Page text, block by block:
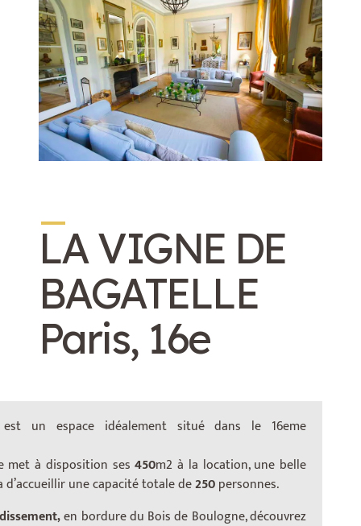
LA VIGNE DE
BAGATELLE
Paris, 16e
un espace idéalement situé dans le 16eme
met à disposition ses450m2 à la location, une belle
une capacité totale de250personnes.
en bordure du Bois de Boulogne, découvrez